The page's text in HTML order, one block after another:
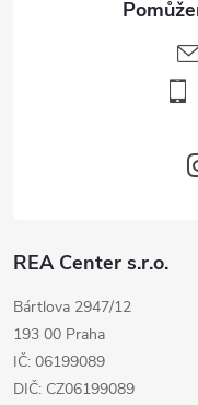
REA Center s.r.o.
Bártlova 2947/12
193 00 Praha
IČ: 06199089
DIČ: CZ06199089